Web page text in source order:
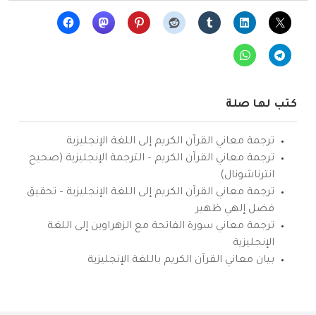
كتب لها صلة
ترجمة معاني القرآن الكريم إلى اللغة الإنجليزية
ترجمة معاني القرآن الكريم – الترجمة الإنجليزية (صحيح
انترناشونال)
ترجمة معاني القرآن الكريم إلى اللغة الإنجليزية – تحقيق
فضل إلهي ظهير
ترجمة معاني سورة الفاتحة مع الزهراوين إلى اللغة
الإنجليزية
بيان معاني القرآن الكريم باللغة الإنجليزية